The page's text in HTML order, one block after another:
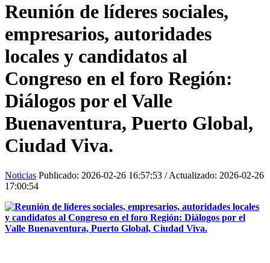
Reunión de líderes sociales,
empresarios, autoridades
locales y candidatos al
Congreso en el foro Región:
Diálogos por el Valle
Buenaventura, Puerto Global,
Ciudad Viva.
Noticias Publicado: 2026-02-26 16:57:53 / Actualizado: 2026-02-26
17:00:54